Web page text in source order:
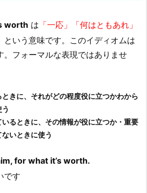
worth は 「一応」「何はともあれ」
という意味です。このイディオムは
。フォーマルな表現ではありませ
きに、それがどの程度役に立つかわから
るときに、その情報が役に立つか・重要
いときに使う
for what it’s worth.
です